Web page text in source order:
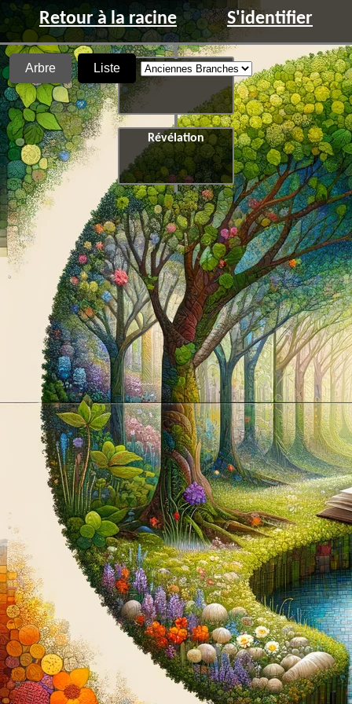
Retour à la racine S'identifier
Arbre Liste Fracture
Révélation